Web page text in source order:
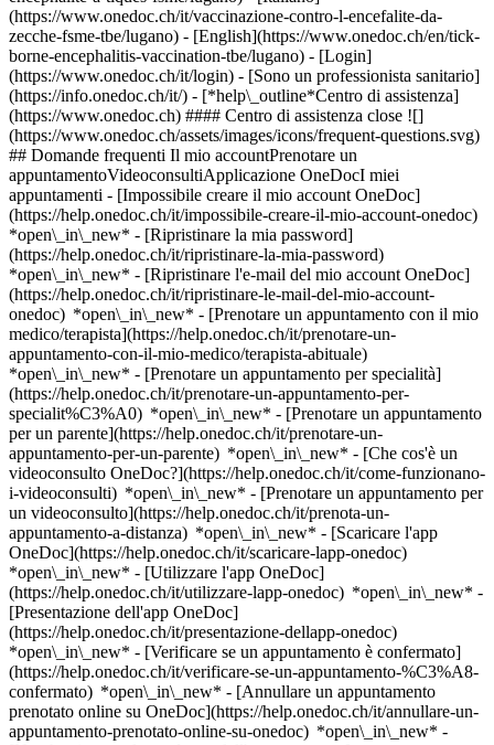
(https://www.onedoc.ch/it/vaccinazione-contro-l-encefalite-da-
zecche-fsme-tbe/lugano) - [English](https://www.onedoc.ch/en/tick-
borne-encephalitis-vaccination-tbe/lugano) - [Login]
(https://www.onedoc.ch/it/login) - [Sono un professionista sanitario]
(https://info.onedoc.ch/it/) - [*help\_outline*Centro di assistenza]
(https://www.onedoc.ch) #### Centro di assistenza close ![]
(https://www.onedoc.ch/assets/images/icons/frequent-questions.svg)
## Domande frequenti Il mio accountPrenotare un
appuntamentoVideoconsultiApplicazione OneDocI miei
appuntamenti - [Impossibile creare il mio account OneDoc]
(https://help.onedoc.ch/it/impossibile-creare-il-mio-account-onedoc)
*open\_in\_new* - [Ripristinare la mia password]
(https://help.onedoc.ch/it/ripristinare-la-mia-password)
*open\_in\_new* - [Ripristinare l'e-mail del mio account OneDoc]
(https://help.onedoc.ch/it/ripristinare-le-mail-del-mio-account-
onedoc) *open\_in\_new* - [Prenotare un appuntamento con il mio
medico/terapista](https://help.onedoc.ch/it/prenotare-un-
appuntamento-con-il-mio-medico/terapista-abituale)
*open\_in\_new* - [Prenotare un appuntamento per specialità]
(https://help.onedoc.ch/it/prenotare-un-appuntamento-per-
specialit%C3%A0) *open\_in\_new* - [Prenotare un appuntamento
per un parente](https://help.onedoc.ch/it/prenotare-un-
appuntamento-per-un-parente) *open\_in\_new* - [Che cos'è un
videoconsulto OneDoc?](https://help.onedoc.ch/it/come-funzionano-
i-videoconsulti) *open\_in\_new* - [Prenotare un appuntamento per
un videoconsulto](https://help.onedoc.ch/it/prenota-un-
appuntamento-a-distanza) *open\_in\_new* - [Scaricare l'app
OneDoc](https://help.onedoc.ch/it/scaricare-lapp-onedoc)
*open\_in\_new* - [Utilizzare l'app OneDoc]
(https://help.onedoc.ch/it/utilizzare-lapp-onedoc) *open\_in\_new* -
[Presentazione dell'app OneDoc]
(https://help.onedoc.ch/it/presentazione-dellapp-onedoc)
*open\_in\_new* - [Verificare se un appuntamento è confermato](https://help.onedoc.ch/it/verificare-se-un-appuntamento-%C3%A8-confermato) *open\_in\_new* - [Annullare un appuntamento prenotato online su OneDoc](https://help.onedoc.ch/it/annullare-un-appuntamento-prenotato-online-su-onedoc) *open\_in\_new* - [Non ho ricevuto la conferma dell'appuntamento](https://help.onedoc.ch/it/non-ho-ricevuto-la-conferma-dellappuntamento) *open\_in\_new* [Vedi tutti i nostri articoli *open\_in\_new*](https://help.onedoc.ch/it/) close ## Modifica la ricerca ![Casa con segno più che indica che la consultazione può essere effettuata in sede](https://www.onedoc.ch/assets/images/icons/on-site.svg) In loco ![Fotocamera con simbolo play che indica che la consultazione può essere effettuata a distanza in video](https://www.onedoc.ch/assets/images/icons/remote.svg) A distanza Cerca #### Specialità #### Professionisti #### Istituti edit Vaccinazione contro l'encefalite da zecche (FSME/TBE) a Lugano tune Filtra per Nuovo paziente*keyboard\_arrow\_down* - Accettato*check\_circle* Lingua parlata*keyboard\_arrow\_down* - Croato*check\_circle* - Francese*check\_circle* - Inglese*check\_circle* - Italiano*check\_circle* - Portoghese*check\_circle* - Tedesco*check\_circle* Sesso*keyboard\_arrow\_down* - Donna*check\_circle* - Uomo*check\_circle* Rete*keyboard\_arrow\_down* - Sun Store*check\_circle* - Amavita*check\_circle* - Coop Vitality*check\_circle* Disponibilità*keyboard\_arrow\_down* - Disponibile oggi*check\_circle* - Entro i prossimi 3 giorni*check\_circle* - Entro i prossimi 7 giorni*check\_circle* - Entro i prossimi 14 giorni*check\_circle* # __Vaccinazione contro l'encefalite da zecche (FSME/TBE)__ a __Lugano__: prenota il tuo appuntamento online oggi ## 4 risultati a Lugano [![Sun Store Lugano Peri, farmacia a Lugano](https://assets.onedoc.ch/images/entities/ea429f69741ea045abb1c1a2c171560c4adac29be7f21c16de8030c08f5afa0e-small.png "Sun Store Lugano Peri, farmacia a Lugano")](https://www.onedoc.ch/it/farmacia/lugano/e377/sun-store-lugano-peri) ### [Sun Store Lugano Peri](https://www.onedoc.ch/it/farmacia/lugano/e377/sun-store-lugano-peri) Farmacia Via Pietro Peri 5 6900 Lugano ![Icona paziente con segno più che indica che il professionista accetta nuovi pazienti](https://www.onedoc.ch/assets/images/icons/new-patients.svg)Accetta nuovi pazienti [Prenota un appuntamento](https://www.onedoc.ch/it/farmacia/lugano/e377/sun-store-lugano-peri) *chevron\_left* lun 03 ago *chevron\_right* Vedi più appuntamenti *error\_outline* Si è verificato un errore durante il caricamento della disponibilità [Riprova](https://www.onedoc.ch) [![Sun Store Lugano Beltramina, farmacia a Lugano](https://assets.onedoc.ch/images/entities/b021d9bfd7061b897c66810367c10a84fd8418161f70b8ba398b4816187f8f1f-small.png "Sun Store Lugano Beltramina, farmacia a Lugano")](https://www.onedoc.ch/it/farmacia/lugano/e4q7/sun-store-lugano-beltramina) ### [Sun Store Lugano Beltramina](https://www.onedoc.ch/it/farmacia/lugano/e4q7/sun-store-lugano-beltramina) Farmacia Via Beltramina 1 6900 Lugano ![Icona paziente con segno più che indica che il professionista accetta nuovi pazienti](https://www.onedoc.ch/assets/images/icons/new-patients.svg)Accetta nuovi pazienti [Prenota un appuntamento](https://www.onedoc.ch/it/farmacia/lugano/e4q7/sun-store-lugano-beltramina) *chevron\_left* lun 03 ago *chevron\_right* Vedi più appuntamenti *error\_outline* Si è verificato un errore durante il caricamento della disponibilità [Riprova](https://www.onedoc.ch) [![Amavita Lugano, farmacia a Lugano](https://assets.onedoc.ch/images/entities/b1fe110069d7fec60400c98f85c7b5bc7ef9906a1b22300e2b83ff98768dafda-small.png "Amavita Lugano, farmacia a Lugano")](https://www.onedoc.ch/it/farmacia/lugano/e39e/amavita-lugano) ### [Amavita Lugano](https://www.onedoc.ch/it/farmacia/lugano/e39e/amavita-lugano) Farmacia Via Francesco Soave 8 6900 Lugano ![Icona paziente con segno più che indica che il professionista accetta nuovi pazienti](https://www.onedoc.ch/assets/images/icons/new-patients.svg)Accetta nuovi pazienti [Prenota un appuntamento](https://www.onedoc.ch/it/farmacia/lugano/e39e/amavita-lugano) *chevron\_left* lun 03 ago *chevron\_right* Vedi più appuntamenti *error\_outline* Si è verificato un errore durante il caricamento della disponibilità [Riprova](https://www.onedoc.ch) [![Amavita Gianella Lugano, farmacia a Lugano](https://assets.onedoc.ch/images/entities/571523d5f9e3f7e9e5018216f1e6d8dfc1453331ef2d1dd1b4e533bef8e8d725-small.png "Amavita Gianella Lugano, farmacia a Lugano")](https://www.onedoc.ch/it/farmacia/lugano/e4uf/amavita-gianella-lugano) ### [Amavita Gianella Lugano](https://www.onedoc.ch/it/farmacia/lugano/e4uf/amavita-gianella-lugano) Farmacia Via Pretorio 15 6900 Lugano ![Icona paziente con segno più che indica che il professionista accetta nuovi pazienti](https://www.onedoc.ch/assets/images/icons/new-patients.svg)Accetta nuovi pazienti [Prenota un appuntamento](https://www.onedoc.ch/it/farmacia/lugano/e4uf/amavita-gianella-lugano) *chevron\_left* lun 03 ago *chevron\_right* Vedi più appuntamenti *error\_outline* Si è verificato un errore durante il caricamento della disponibilità [Riprova](https://www.onedoc.ch) ## __Vaccinazione contro l'encefalite da zecche (FSME/TBE)__: altri specialisti sono disponibili online nei pressi di __Lugano__ [![Coop Vitality Canobbio, farmacia a Canobbio](https://assets.onedoc.ch/images/entities/ecd0e4425a3b05345eeadd1333709173f0e6cce71ee23b0cbdda80a027ebe84e-small.png "Coop Vitality Canobbio, farmacia a Canobbio")](https://www.onedoc.ch/it/farmacia/canobbio/e4la/coop-vitality-canobbio) ### [Coop Vitality Canobbio](https://www.onedoc.ch/it/farmacia/canobbio/e4la/coop-vitality-canobbio) Farmacia Via Sonvico 5 6952 Canobbio ![Icona paziente con segno più che indica che il professionista accetta nuovi pazienti](https://www.onedoc.ch/assets/images/icons/new-patients.svg)Accetta nuovi pazienti [Prenota un appuntamento](https://www.onedoc.ch/it/farmacia/canobbio/e4la/coop-vitality-canobbio) [![Amavita dell'Aeroporto Agno, farmacia a Agno](https://assets.onedoc.ch/images/entities/63550cf3c05da0d039b1c7c78b59033ab95f246d2c5bf1c9d18f13a38cd25c08-small.png "Amavita dell'Aeroporto Agno, farmacia a Agno")](https://www.onedoc.ch/it/farmacia/agno/ebbav/amavita-dell-aeroporto-agno) ### [Amavita dell'Aeroporto Agno](https://www.onedoc.ch/it/farmacia/agno/ebbav/amavita-dell-aeroporto-agno) Farmacia Via Lugano 21 6982 Agno ![Icona paziente con segno più che indica che il professionista accetta nuovi pazienti](https://www.onedoc.ch/assets/images/icons/new-patients.svg)Accetta nuovi pazienti [Prenota un appuntamento](https://www.onedoc.ch/it/farmacia/agno/ebbav/amavita-dell-aeroporto-agno) [![Amavita Neuroni, farmacia a Riva San Vitale](https://assets.onedoc.ch/images/entities/8ea12e9fde8442d5e44de15afb0d70031f8cd5992f87faa9ab73f05f665d18c4-small.png "Amavita Neuroni, farmacia a Riva San Vitale")](https://www.onedoc.ch/it/farmacia/riva-san-vitale/ebcec/amavita-neuroni) ### [Amavita Neuroni](https://www.onedoc.ch/it/farmacia/riva-san-vitale/ebcec/amavita-neuroni) Farmacia Piazza Grande 10 6826 Riva San Vitale ![Icona paziente con segno più che indica che il professionista accetta nuovi pazienti](https://www.onedoc.ch/assets/images/icons/new-patients.svg)Accetta nuovi pazienti [Prenota un appuntamento](https://www.onedoc.ch/it/farmacia/riva-san-vitale/ebcec/amavita-neuroni) [![Amavita Mendrisio Lurà, farmacia a Mendrisio](https://assets.onedoc.ch/images/entities/df4446d0e238ef36ed95230f06e8814966278966619f1c97c866c7d979aed5be-small.png "Amavita Mendrisio Lurà, farmacia a Mendrisio")](https://www.onedoc.ch/it/farmacia/mendrisio/e2uq/amavita-mendrisio-lura) ### [Amavita Mendrisio Lurà](https://www.onedoc.ch/it/farmacia/mendrisio/e2uq/amavita-mendrisio-lura) Farmacia Via Luigi Lavizzari 19 6850 Mendrisio ![Icona paziente con segno più che indica che il professionista accetta nuovi pazienti](https://www.onedoc.ch/assets/images/icons/new-patients.svg)Accetta nuovi pazienti [Prenota un appuntamento](https://www.onedoc.ch/it/farmacia/mendrisio/e2uq/amavita-mendrisio-lura) [![Amavita San Antonino Mordasini, farmacia a Sant'Antonino](https://assets.onedoc.ch/images/entities/034417c95f4b062ff159dac380285387c359e9b9e022104f35dfd87d1d3b150f-small.png "Amavita San Antonino Mordasini, farmacia a Sant'Antonino")](https://www.onedoc.ch/it/farmacia/sant-antonino/e2fl/amavita-san-antonino-mordasini) ### [Amavita San Antonino Mordasini](https://www.onedoc.ch/it/farmacia/sant-antonino/e2fl/amavita-san-antonino-mordasini) ![Badge che indica un profilo verificato](https://www.onedoc.ch/assets/images/icons/checkmark.svg) Farmacia Via Serrai 5 6592 Sant'Antonino ![Icona paziente con segno più che indica che il professionista accetta nuovi pazienti](https://www.onedoc.ch/assets/images/icons/new-patients.svg)Accetta nuovi pazienti [Prenota un appuntamento](https://www.onedoc.ch/it/farmacia/sant-antonino/e2fl/amavita-san-antonino-mordasini) [![Coop Vitality Mendrisio, farmacia a Mendrisio](https://assets.onedoc.ch/images/entities/2654f0b34a33f395e3f32a61ab9f6cd0065d29930dee570c8260af0d5a3c0089-small.png "Coop Vitality Mendrisio, farmacia a Mendrisio")](https://www.onedoc.ch/it/farmacia/mendrisio/e4v4/coop-vitality-mendrisio) ### [Coop Vitality Mendrisio](https://www.onedoc.ch/it/farmacia/mendrisio/e4v4/coop-vitality-mendrisio) Farmacia Via Giorgio Bernasconi 31 6850 Mendrisio ![Icona paziente con segno più che indica che il professionista accetta nuovi pazienti](https://www.onedoc.ch/assets/images/icons/new-patients.svg)Accetta nuovi pazienti [Prenota un appuntamento](https://www.onedoc.ch/it/farmacia/mendrisio/e4v4/coop-vitality-mendrisio) [![Amavita Serfontana, farmacia a Morbio Inferiore](https://assets.onedoc.ch/images/entities/a57303ea320059930352ee17e20a072c09cb2941